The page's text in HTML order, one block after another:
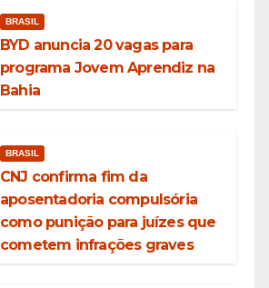
BRASIL
BYD anuncia 20 vagas para
programa Jovem Aprendiz na
Bahia
BRASIL
CNJ confirma fim da
aposentadoria compulsória
como punição para juízes que
cometem infrações graves